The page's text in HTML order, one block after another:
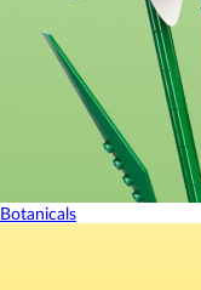
Botanicals